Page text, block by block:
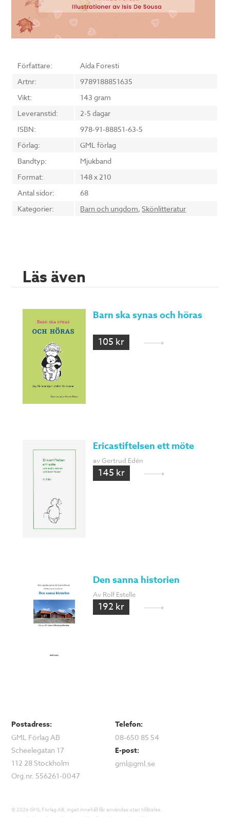
Författare:
Aída Foresti
Artnr:
9789188851635
Vikt:
143 gram
Leveranstid:
2-5 dagar
ISBN:
978-91-88851-63-5
Förlag:
GML förlag
Bandtyp:
Mjukband
Format:
148 x 210
Antal sidor:
68
Kategorier:
Barn och ungdom,Skönlitteratur
Läs även
Barn ska synas och höras
105 kr
Ericastiftelsen ett möte
av Gertrud Edén
145 kr
Den sanna historien
Av Rolf Estelle
192 kr
Postadress:
GML Förlag AB
Scheelegatan 17
112 28 Stockholm
Org.nr. 556261-0047
Telefon:
08-650 85 54
E-post:
gml@gml.se
© 2026 GML Förlag AB, inget innehåll får användas utan tillåtelse.